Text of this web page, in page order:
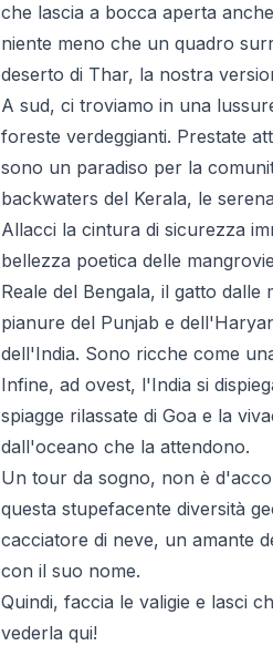
che lascia a bocca aperta
niente meno che un quadro
deserto di Thar, la nostra
A sud, ci troviamo in una
foreste verdeggianti. Prestate
sono un paradiso per la
backwaters del Kerala, le
Allacci la cintura di sicurezza
bellezza poetica delle
Reale del Bengala, il gatto
pianure del Punjab e
dell'India. Sono ricche come
Infine, ad ovest, l'India si
spiagge rilassate di Goa e la
dall'oceano che la attendono.
Un tour da sogno, non è
questa stupefacente diversità
cacciatore di neve, un amante
con il suo nome.
Quindi, faccia le valigie e lasci
vederla qui!